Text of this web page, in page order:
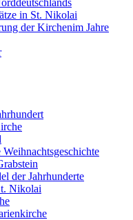
in St. Nikolai
der Kirchenim Jahre
der Jahrhunderte
Nikolai